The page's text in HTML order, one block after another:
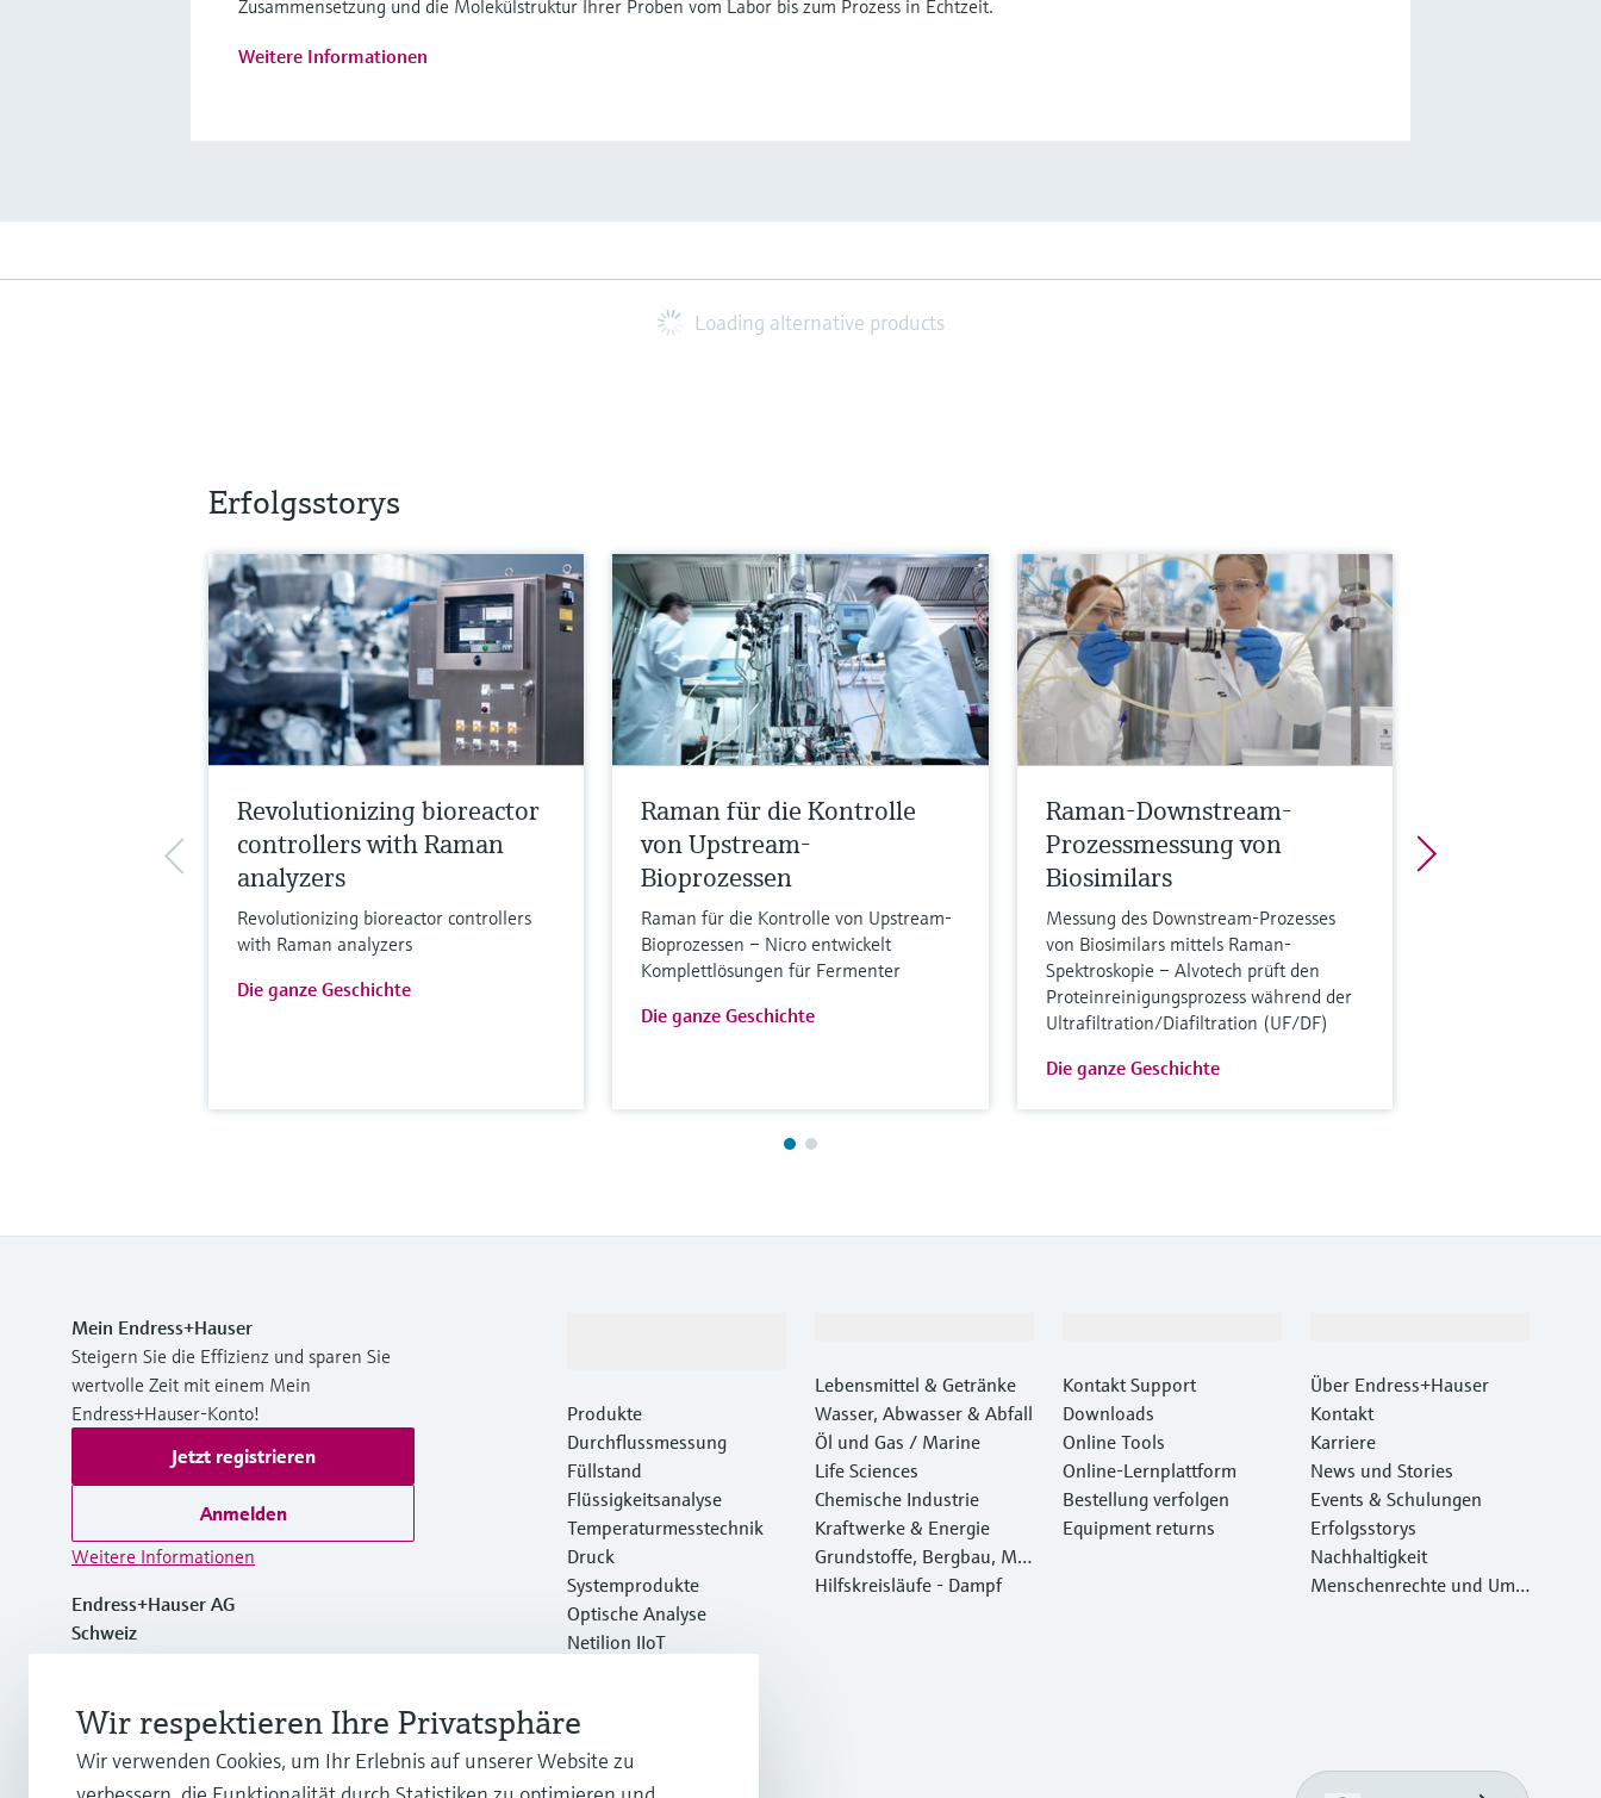
Zusammensetzung und die Molekülstruktur Ihrer Proben vom Labor bis zum Prozess in Echtzeit.
Weitere Informationen
Loading alternative products
Erfolgsstorys
Revolutionizing bioreactor
controllers with Raman
analyzers
Revolutionizing bioreactor controllers
with Raman analyzers
Die ganze Geschichte
Raman für die Kontrolle
von Upstream-
Bioprozessen
Raman für die Kontrolle von Upstream-
Bioprozessen – Nicro entwickelt
Komplettlösungen für Fermenter
Die ganze Geschichte
Raman-Downstream-
Prozessmessung von
Biosimilars
Messung des Downstream-Prozesses
von Biosimilars mittels Raman-
Spektroskopie – Alvotech prüft den
Proteinreinigungsprozess während der
Ultrafiltration/Diafiltration (UF/DF)
Die ganze Geschichte
Mein Endress+Hauser
Steigern Sie die Effizienz und sparen Sie
wertvolle Zeit mit einem Mein
Endress+Hauser-Konto!
Jetzt registrieren
Anmelden
Weitere Informationen
Endress+Hauser AG
Schweiz
info@endress.com
Produkte
Durchflussmessung
Füllstand
Flüssigkeitsanalyse
Temperaturmesstechnik
Druck
Systemprodukte
Optische Analyse
Netilion IIoT
Online Tools
Dienstleistungen
Lebensmittel & Getränke
Wasser, Abwasser & Abfall
Öl und Gas / Marine
Life Sciences
Chemische Industrie
Kraftwerke & Energie
Grundstoffe, Bergbau, Met
alle
Hilfskreisläufe - Dampf
Kontakt Support
Downloads
Online Tools
Online-Lernplattform
Bestellung verfolgen
Equipment returns
Über Endress+Hauser
Kontakt
Karriere
News und Stories
Events & Schulungen
Erfolgsstorys
Nachhaltigkeit
Menschenrechte und Umw
Wir respektieren Ihre Privatsphäre
Wir verwenden Cookies, um Ihr Erlebnis auf unserer Website zu